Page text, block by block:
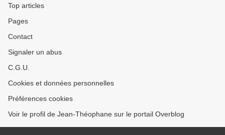
Top articles
Pages
Contact
Signaler un abus
C.G.U.
Cookies et données personnelles
Préférences cookies
Voir le profil de Jean-Théophane sur le portail Overblog